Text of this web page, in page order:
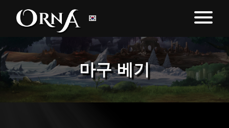
마구 베기